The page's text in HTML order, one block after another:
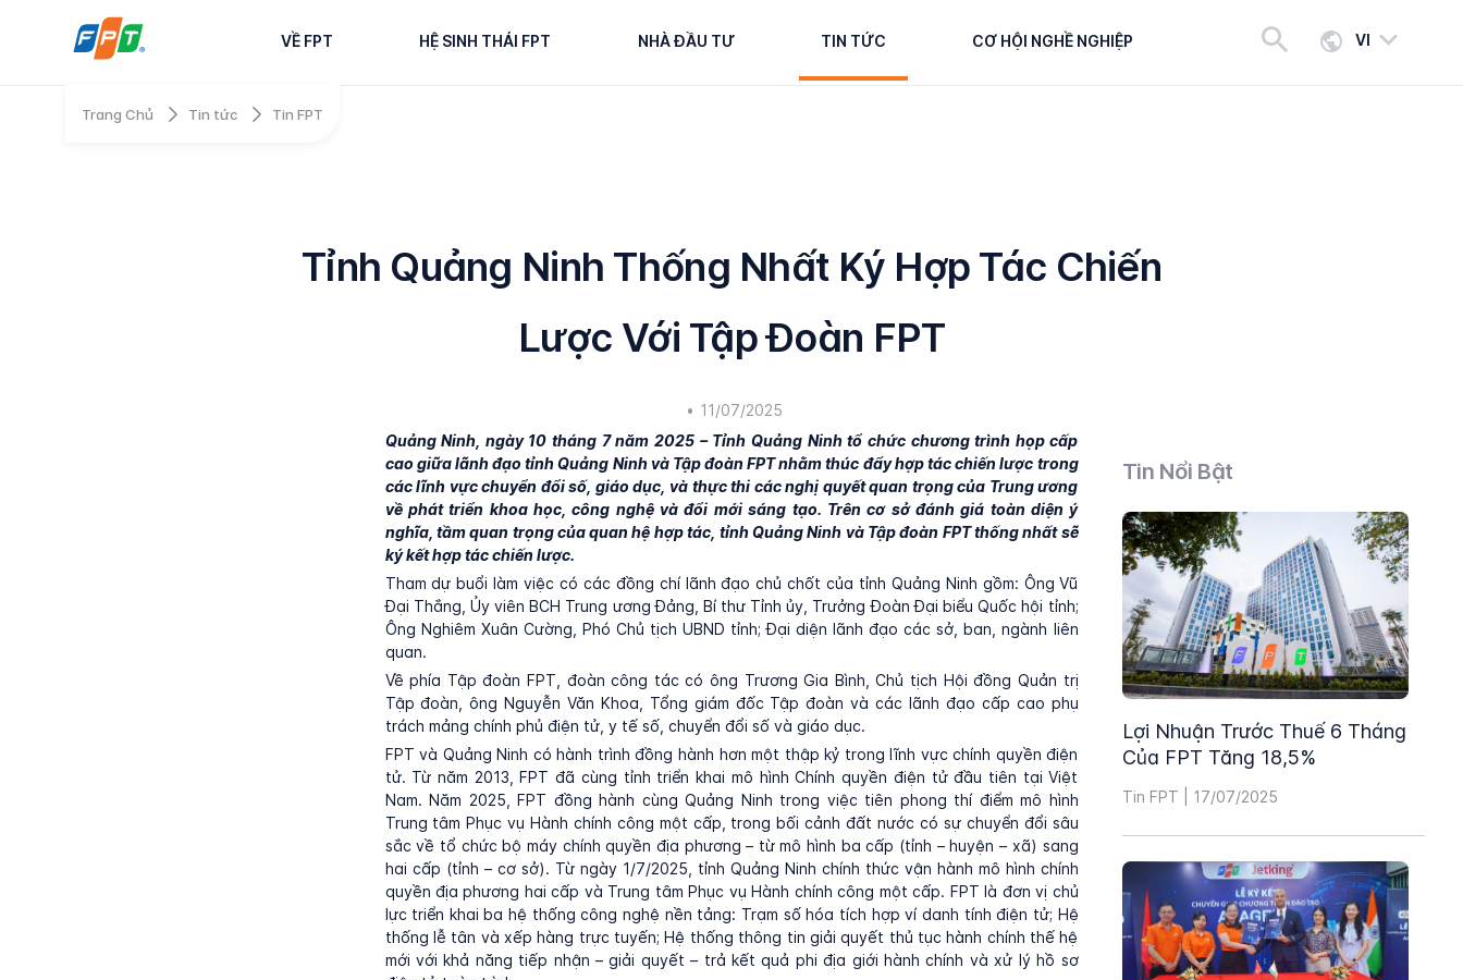
VỀ FPT HỆ SINH THÁI FPT NHÀ ĐẦU TƯ TIN TỨC CƠ HỘI NGHỀ NGHIỆP VI
Trang Chủ Tin tức Tin FPT
Tỉnh Quảng Ninh Thống Nhất Ký Hợp Tác Chiến
Lược Với Tập Đoàn FPT
• 11/07/2025
Quảng Ninh, ngày 10 tháng 7 năm 2025 – Tỉnh Quảng Ninh tổ chức chương trình họp cấp
cao giữa lãnh đạo tỉnh Quảng Ninh và Tập đoàn FPT nhằm thúc đẩy hợp tác chiến lược trong
các lĩnh vực chuyển đổi số, giáo dục, và thực thi các nghị quyết quan trọng của Trung ương
về phát triển khoa học, công nghệ và đổi mới sáng tạo. Trên cơ sở đánh giá toàn diện ý
nghĩa, tầm quan trọng của quan hệ hợp tác, tỉnh Quảng Ninh và Tập đoàn FPT thống nhất sẽ
ký kết hợp tác chiến lược.
Tham dự buổi làm việc có các đồng chí lãnh đạo chủ chốt của tỉnh Quảng Ninh gồm: Ông Vũ
Đại Thắng, Ủy viên BCH Trung ương Đảng, Bí thư Tỉnh ủy, Trưởng Đoàn Đại biểu Quốc hội tỉnh;
Ông Nghiêm Xuân Cường, Phó Chủ tịch UBND tỉnh; Đại diện lãnh đạo các sở, ban, ngành liên
quan.
Về phía Tập đoàn FPT, đoàn công tác có ông Trương Gia Bình, Chủ tịch Hội đồng Quản trị
Tập đoàn, ông Nguyễn Văn Khoa, Tổng giám đốc Tập đoàn và các lãnh đạo cấp cao phụ
trách mảng chính phủ điện tử, y tế số, chuyển đổi số và giáo dục.
FPT và Quảng Ninh có hành trình đồng hành hơn một thập kỷ trong lĩnh vực chính quyền điện
tử. Từ năm 2013, FPT đã cùng tỉnh triển khai mô hình Chính quyền điện tử đầu tiên tại Việt
Nam. Năm 2025, FPT đồng hành cùng Quảng Ninh trong việc tiên phong thí điểm mô hình
Trung tâm Phục vụ Hành chính công một cấp, trong bối cảnh đất nước có sự chuyển đổi sâu
sắc về tổ chức bộ máy chính quyền địa phương – từ mô hình ba cấp (tỉnh – huyện – xã) sang
hai cấp (tỉnh – cơ sở). Từ ngày 1/7/2025, tỉnh Quảng Ninh chính thức vận hành mô hình chính
quyền địa phương hai cấp và Trung tâm Phục vụ Hành chính công một cấp. FPT là đơn vị chủ
lực triển khai ba hệ thống công nghệ nền tảng: Trạm số hóa tích hợp ví danh tính điện tử; Hệ
thống lễ tân và xếp hàng trực tuyến; Hệ thống thông tin giải quyết thủ tục hành chính thế hệ
mới với khả năng tiếp nhận – giải quyết – trả kết quả phi địa giới hành chính và xử lý hồ sơ
Tin Nổi Bật
Lợi Nhuận Trước Thuế 6 Tháng
Của FPT Tăng 18,5%
Tin FPT | 17/07/2025